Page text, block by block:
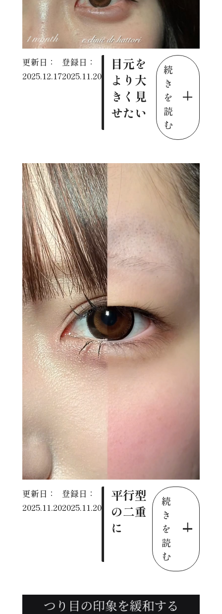
更新日：
2025.12.17
登録日：
2025.11.20
目元を
より大
きく見
せたい
続
き
を
読
む
更新日：
2025.11.20
登録日：
2025.11.20
平行型
の二重
に
続
き
を
読
む